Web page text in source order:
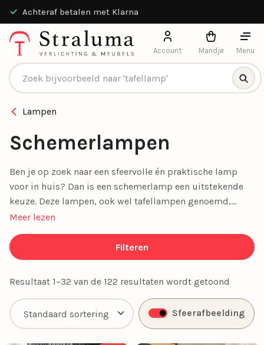
Achteraf betalen met Klarna
Producten zoeken
Account Mandje Menu
Lampen
Schemerlampen
Ben je op zoek naar een sfeervolle én praktische lamp
voor in huis? Dan is een schemerlamp een uitstekende
keuze. Deze lampen, ook wel tafellampen genoemd,
geven een warm en gezellig licht. Dat maakt ze ideaal
Meer lezen
Filteren
Resultaat 1–32 van de 122 resultaten wordt getoond
Sfeerafbeelding